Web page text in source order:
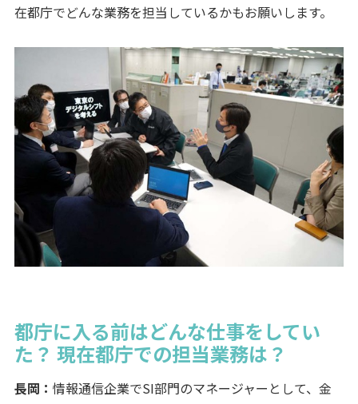
在都庁でどんな業務を担当しているかもお願いします。
都庁に入る前はどんな仕事をしてい
た？ 現在都庁での担当業務は？
長岡： 情報通信企業でSI部門のマネージャーとして、金